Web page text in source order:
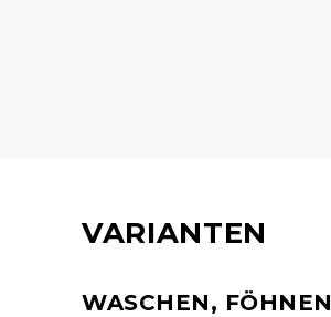
VARIANTEN
WASCHEN, FÖHNEN